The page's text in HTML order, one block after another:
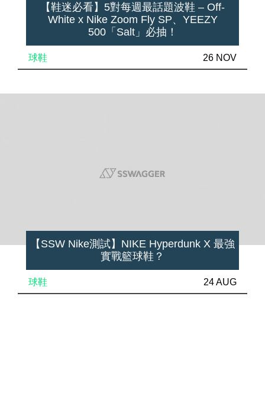
【鞋迷必看】5對每週最話題波鞋 – Off-
White x Nike Zoom Fly SP、YEEZY
500「Salt」必抽！
球鞋 26 NOV
【SSW Nike測試】NIKE Hyperdunk X 最強
實戰籃球鞋？
球鞋 24 AUG